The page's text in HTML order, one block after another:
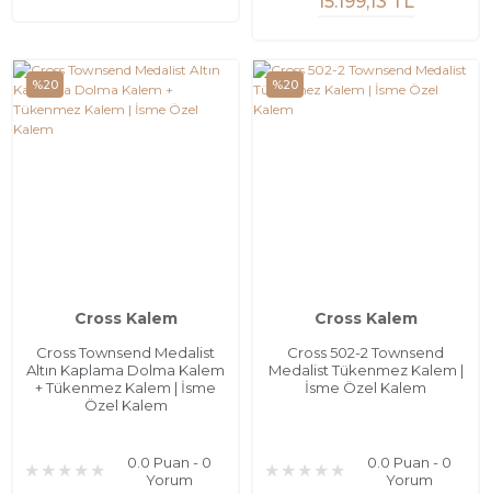
%20
Cross Kalem
Cross Townsend Medalist
Altın Kaplama Dolma Kalem
+ Tükenmez Kalem | İsme
Özel Kalem
0.0 Puan - 0
Yorum
%20
Cross Kalem
Cross 502-2 Townsend
Medalist Tükenmez Kalem |
İsme Özel Kalem
0.0 Puan - 0
Yorum